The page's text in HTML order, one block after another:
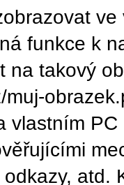
funkce k
na takový
muj-
vlastním
atd.